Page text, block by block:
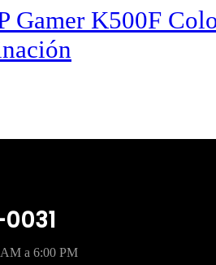
Gamer K500F
AM a 6:00 PM